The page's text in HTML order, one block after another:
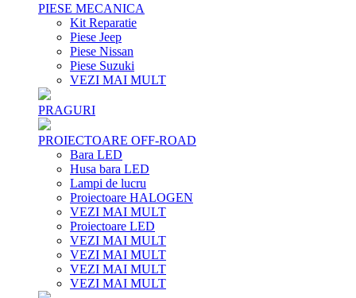
PIESE MECANICA
Kit Reparatie
Piese Jeep
Piese Nissan
Piese Suzuki
VEZI MAI MULT
PRAGURI
PROIECTOARE OFF-ROAD
Bara LED
Husa bara LED
Lampi de lucru
Proiectoare HALOGEN
VEZI MAI MULT
Proiectoare LED
VEZI MAI MULT
VEZI MAI MULT
VEZI MAI MULT
VEZI MAI MULT